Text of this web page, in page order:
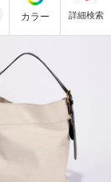
カラー